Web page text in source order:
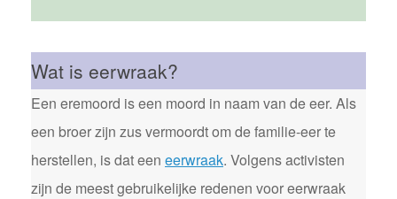
Wat is eerwraak?
Een eremoord is een moord in naam van de eer. Als
een broer zijn zus vermoordt om de familie-eer te
herstellen, is dat een eerwraak. Volgens activisten
zijn de meest gebruikelijke redenen voor eerwraak